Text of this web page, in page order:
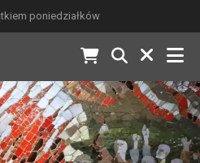
poniedziałków